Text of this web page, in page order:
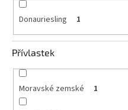
Donauriesling 1
Přívlastek
Moravské zemské 1